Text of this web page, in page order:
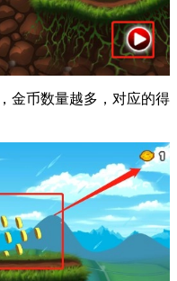
金币数量越多，对应的得